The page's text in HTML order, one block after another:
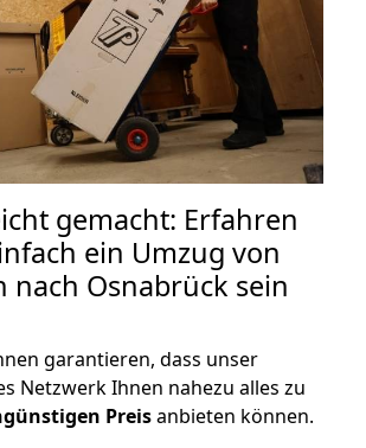
gemacht: Erfahren
ein Umzug von
nach Osnabrück sein
garantieren, dass unser
Netzwerk Ihnen nahezu alles zu
Preisanbieten können.